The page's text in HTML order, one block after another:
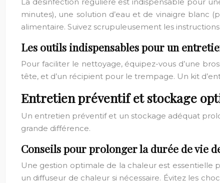
minutes), une solution d’eau et de vinaigre
alimentaire. Suivez scrupuleusement les
Les outils indispensables pour un
Pour faciliter le nettoyage, équipez-vous d’une
tête, et d’un récipient pour le trempage. Un kit
Entretien préventif et stockage
Un entretien préventif et un stockage adéquat
grande différence.
Conseils pour prolonger la durée de vie
Une gestion optimale de la chaleur est essentielle
un diffuseur de chaleur si nécessaire. Évitez les